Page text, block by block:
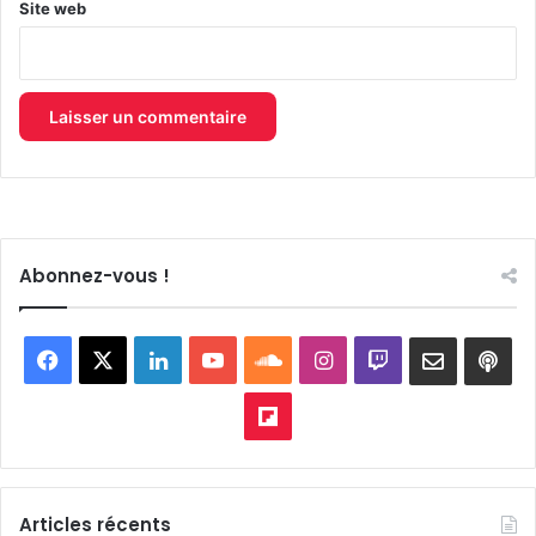
Site web
Abonnez-vous !
Facebook LinkedinYouTubeSoundCloud
Instagram
Twitch
Flipboard
Articles récents